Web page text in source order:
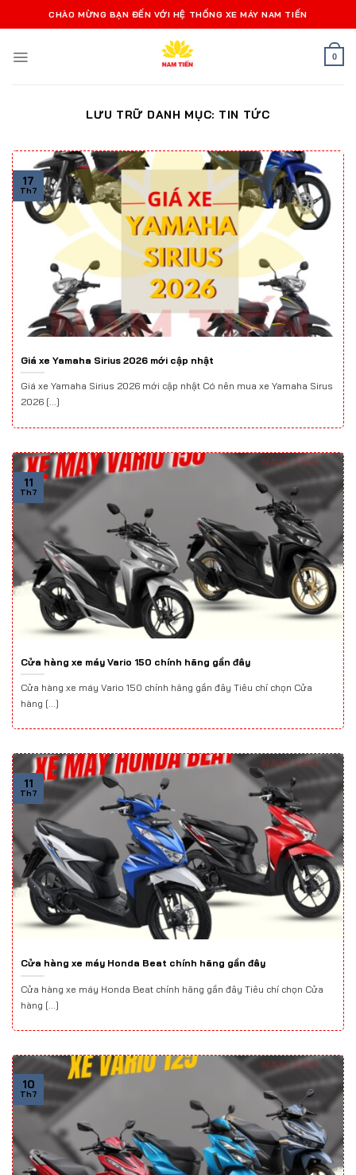
qua
dung
CHÀO MỪNG BẠN ĐẾN VỚI HỆ THỐNG XE MÁY NAM TIẾN
0
LƯU TRỮ DANH MỤC: TIN TỨC
Giá xe Yamaha Sirius 2026 mới cập nhật
Giá xe Yamaha Sirius 2026 mới cập nhật Có nên mua xe Yamaha Sirus
2026 [...]
17
Th7
Cửa hàng xe máy Vario 150 chính hãng gần đây
Cửa hàng xe máy Vario 150 chính hãng gần đây Tiêu chí chọn Cửa
hàng [...]
11
Th7
Cửa hàng xe máy Honda Beat chính hãng gần đây
Cửa hàng xe máy Honda Beat chính hãng gần đây Tiêu chí chọn Cửa
hàng [...]
11
Th7
10
Th7